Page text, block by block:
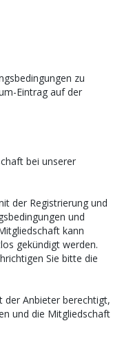
zu
Eintrag auf der
bei unserer
der Registrierung und
und
kann
gekündigt werden.
Sie bitte die
der Anbieter berechtigt,
und die Mitgliedschaft